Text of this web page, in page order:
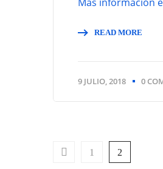
READ MORE
9 JULIO, 2018 0
1 2